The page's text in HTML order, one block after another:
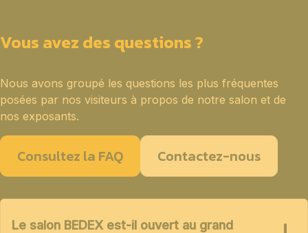
Vous avez des questions ?
Nous avons groupé les questions les plus fréquentes
posées par nos visiteurs à propos de notre salon et de
nos exposants.
Consultez la FAQ Contactez-nous
Le salon BEDEX est-il ouvert au grand